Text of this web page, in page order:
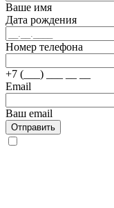
Ваше имя
Дата рождения
Номер телефона
+7 (___) ___ __ __
Email
Ваш email
Отправить